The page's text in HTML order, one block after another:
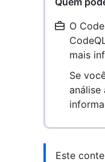
O
mais
Se
análise
Este